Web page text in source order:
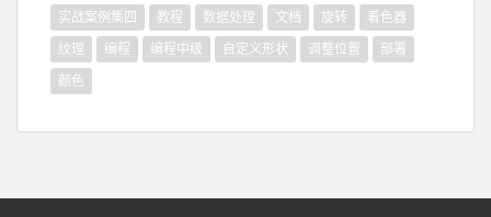
实战案例集四
教程 数据处理 文档 旋转
着色器
纹理
编程 编程中级 自定义形状 调整位置
部署
颜色